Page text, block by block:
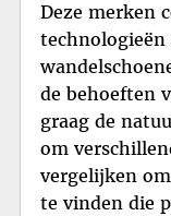
Deze merken
technologieën
de behoeften
graag de
om
vergelijken
te vinden die